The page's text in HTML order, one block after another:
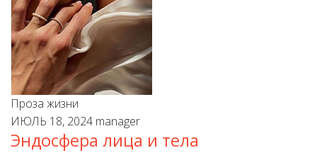
Проза жизни
ИЮЛЬ 18, 2024 manager
Эндосфера лица и тела